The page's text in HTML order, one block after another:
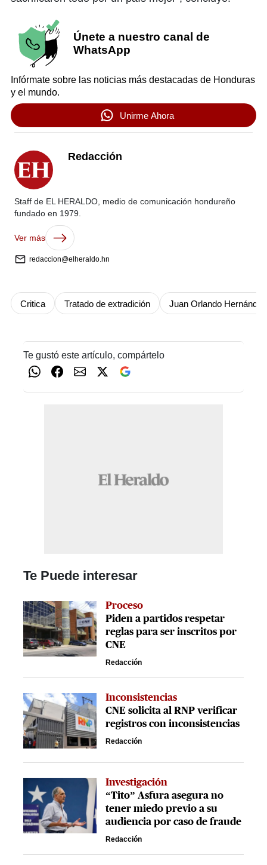
Únete a nuestro canal de
WhatsApp
Infórmate sobre las noticias más destacadas de Honduras
y el mundo.
Unirme Ahora
Redacción
Staff de EL HERALDO, medio de comunicación hondureño
fundado en 1979.
Ver más
redaccion@elheraldo.hn
Critica Tratado de extradición Juan Orlando Hernández
Te gustó este artículo, compártelo
Te Puede interesar
Proceso
Piden a partidos respetar
reglas para ser inscritos por
CNE
Redacción
Inconsistencias
CNE solicita al RNP verificar
registros con inconsistencias
Redacción
Investigación
“Tito” Asfura asegura no
tener miedo previo a su
audiencia por caso de fraude
Redacción